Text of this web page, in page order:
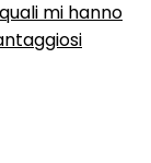
mi hanno